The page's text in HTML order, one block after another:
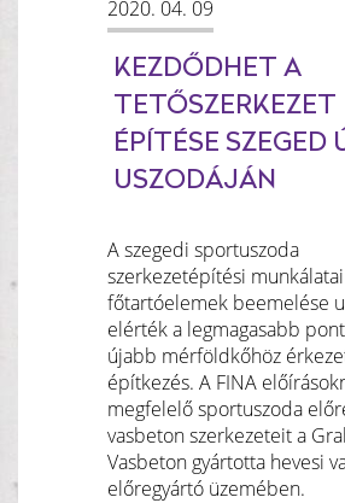
2020. 04. 09
KEZDŐDHET A
TETŐSZERKEZET
ÉPÍTÉSE SZEGED
USZODÁJÁN
A szegedi sportuszoda
szerkezetépítési
főtartóelemek beemelése
elérték a legmagasabb
újabb mérföldkőhöz
építkezés. A FINA
megfelelő sportuszoda
vasbeton szerkezeteit a
Vasbeton gyártotta hevesi
előregyártó üzemében.